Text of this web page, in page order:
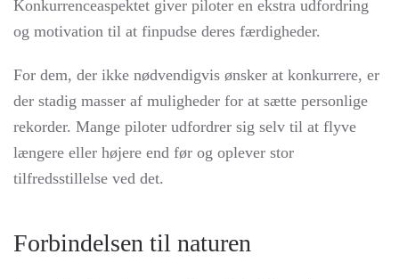
Konkurrenceaspektet giver piloter en ekstra udfordring
og motivation til at finpudse deres færdigheder.
For dem, der ikke nødvendigvis ønsker at konkurrere, er
der stadig masser af muligheder for at sætte personlige
rekorder. Mange piloter udfordrer sig selv til at flyve
længere eller højere end før og oplever stor
tilfredsstillelse ved det.
Forbindelsen til naturen